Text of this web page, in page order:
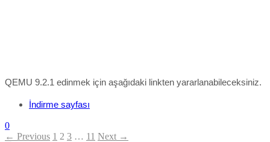
QEMU 9.2.1 edinmek için aşağıdaki linkten yararlanabileceksiniz.
İndirme sayfası
0
← Previous 1 2 3 … 11 Next →